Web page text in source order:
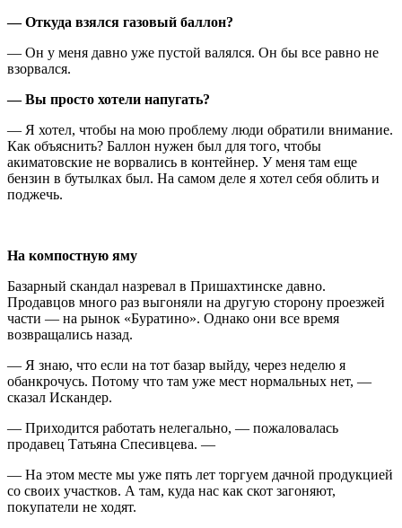
— Откуда взялся газовый баллон?
— Он у меня давно уже пустой валялся. Он бы все равно не
взорвался.
— Вы просто хотели напугать?
— Я хотел, чтобы на мою проблему люди обратили внимание.
Как объяснить? Баллон нужен был для того, чтобы
акиматовские не ворвались в контейнер. У меня там еще
бензин в бутылках был. На самом деле я хотел себя облить и
поджечь.
На компостную яму
Базарный скандал назревал в Пришахтинске давно.
Продавцов много раз выгоняли на другую сторону проезжей
части — на рынок «Буратино». Однако они все время
возвращались назад.
— Я знаю, что если на тот базар выйду, через неделю я
обанкрочусь. Потому что там уже мест нормальных нет, —
сказал Искандер.
— Приходится работать нелегально, — пожаловалась
продавец Татьяна Спесивцева. —
— На этом месте мы уже пять лет торгуем дачной продукцией
со своих участков. А там, куда нас как скот загоняют,
покупатели не ходят.